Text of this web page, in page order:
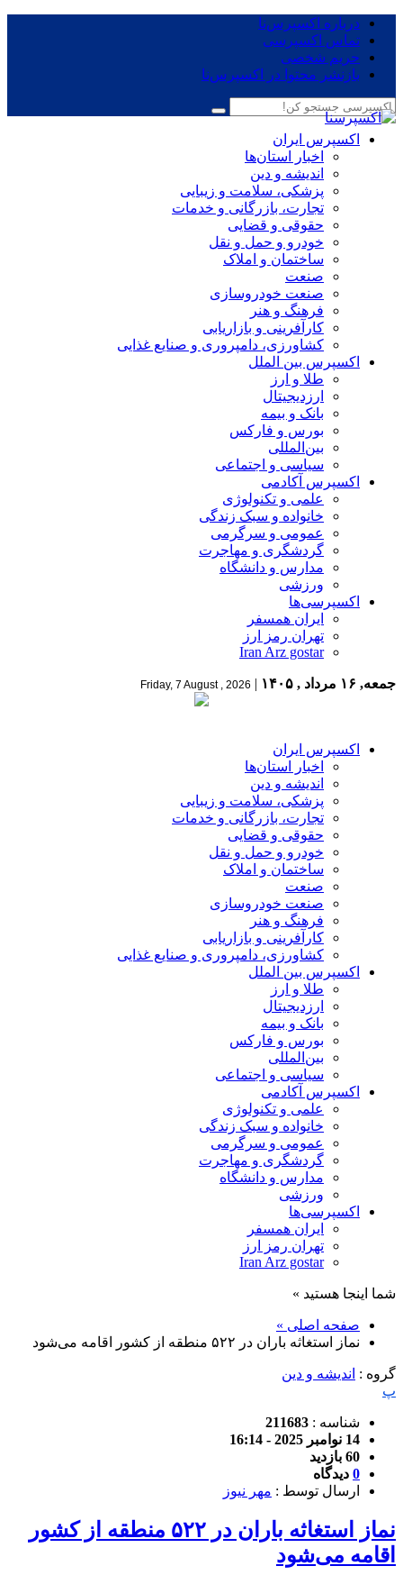
درباره اکسپرس‌نا
تماس اکسپرسی
حریم شخصی
بازنشر محتوا در اکسپرس‌نا
اکسپرس ایران
اخبار استان‌ها
اندیشه و دین
پزشکی، سلامت و زیبایی
تجارت، بازرگانی و خدمات
حقوقی و قضایی
خودرو و حمل و نقل
ساختمان و املاک
صنعت
صنعت خودروسازی
فرهنگ و هنر
کارآفرینی و بازاریابی
کشاورزی، دامپروری و صنایع غذایی
اکسپرس بین الملل
طلا و ارز
ارزدیجیتال
بانک و بیمه
بورس و فارکس
بین‌المللی
سیاسی و اجتماعی
اکسپرس آکادمی
علمی و تکنولوژی
خانواده و سبک زندگی
عمومی و سرگرمی
گردشگری و مهاجرت
مدارس و دانشگاه
ورزشی
اکسپرسی‌ها
ایران همسفر
تهران رمز ارز
Iran Arz gostar
جمعه, ۱۶ مرداد , ۱۴۰۵ |
Friday, 7 August , 2026
اکسپرس ایران
اخبار استان‌ها
اندیشه و دین
پزشکی، سلامت و زیبایی
تجارت، بازرگانی و خدمات
حقوقی و قضایی
خودرو و حمل و نقل
ساختمان و املاک
صنعت
صنعت خودروسازی
فرهنگ و هنر
کارآفرینی و بازاریابی
کشاورزی، دامپروری و صنایع غذایی
اکسپرس بین الملل
طلا و ارز
ارزدیجیتال
بانک و بیمه
بورس و فارکس
بین‌المللی
سیاسی و اجتماعی
اکسپرس آکادمی
علمی و تکنولوژی
خانواده و سبک زندگی
عمومی و سرگرمی
گردشگری و مهاجرت
مدارس و دانشگاه
ورزشی
اکسپرسی‌ها
ایران همسفر
تهران رمز ارز
Iran Arz gostar
شما اینجا هستید »
صفحه اصلی »
نماز استغاثه باران در ۵۲۲ منطقه از کشور اقامه می‌شود
گروه : اندیشه و دین
پ
شناسه : 211683
14 نوامبر 2025 - 16:14
60 بازدید
0 دیدگاه
ارسال توسط : مهر نیوز
نماز استغاثه باران در ۵۲۲ منطقه از کشور
اقامه می‌شود